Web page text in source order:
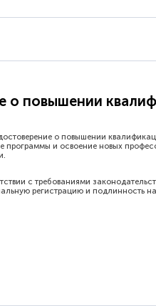
о повышении
о повышении
программы и освоение новых
с требованиями
регистрацию и подлинность